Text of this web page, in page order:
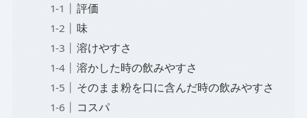
評価
味
溶けやすさ
溶かした時の飲みやすさ
そのまま粉を口に含んだ時の飲みやすさ
コスパ